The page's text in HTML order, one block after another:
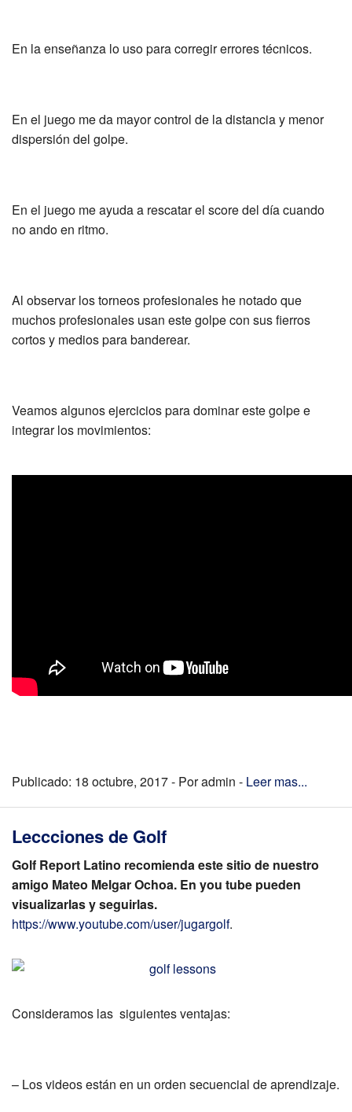
En la enseñanza lo uso para corregir errores técnicos.
En el juego me da mayor control de la distancia y menor
dispersión del golpe.
En el juego me ayuda a rescatar el score del día cuando
no ando en ritmo.
Al observar los torneos profesionales he notado que
muchos profesionales usan este golpe con sus fierros
cortos y medios para banderear.
Veamos algunos ejercicios para dominar este golpe e
integrar los movimientos:
Publicado: 18 octubre, 2017 - Por admin - Leer mas...
Leccciones de Golf
Golf Report Latino recomienda este sitio de nuestro
amigo Mateo Melgar Ochoa. En you tube pueden
visualizarlas y seguirlas.
https://www.youtube.com/user/jugargolf.
Consideramos las siguientes ventajas:
– Los videos están en un orden secuencial de aprendizaje.